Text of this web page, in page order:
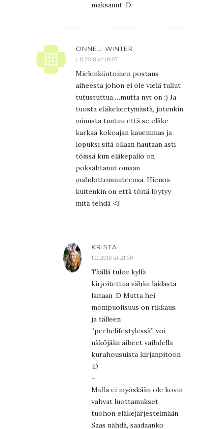
maksanut :D
ONNELI WINTER
1.11.2018 at 19:07
Mielenkiintoinen postaus
aiheesta johon ei ole vielä tullut
tutustuttua …mutta nyt on :) Ja
tuosta eläkekertymästä, jotenkin
minusta tuntuu että se eläke
karkaa kokoajan kauemmas ja
lopuksi sitä ollaan hautaan asti
töissä kun eläkepallo on
poksahtanut omaan
mahdottomuuteensa. Hienoa
kuitenkin on että töitä löytyy
mitä tehdä <3
KRISTA
1.11.2018 at 21:50
Täällä tulee kyllä
kirjoitettua vähän laidasta
laitaan :D Mutta hei
monipuolisuus on rikkaus,
ja tälleen
”perhelifestylessä” voi
näköjään aiheet vaihdella
kurahousuista kirjanpitoon
:D
–
Mulla ei myöskään ole kovin
vahvat luottamukset
tuohon eläkejärjestelmään.
Saas nähdä, saadaanko